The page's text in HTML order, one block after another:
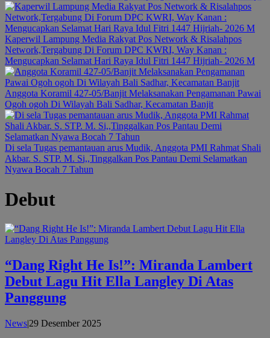
Kaperwil Lampung Media Rakyat Pos Network & Risalahpos
Network,Tergabung Di Forum DPC KWRI, Way Kanan :
Mengucapkan Selamat Hari Raya Idul Fitri 1447 Hijriah- 2026 M
Anggota Koramil 427-05/Banjit Melaksanakan Pengamanan Pawai
Ogoh ogoh Di Wilayah Bali Sadhar, Kecamatan Banjit
Di sela Tugas pemantauan arus Mudik, Anggota PMI Rahmat Shali
Akbar. S. STP. M. Si,,Tinggalkan Pos Pantau Demi Selamatkan
Nyawa Bocah 7 Tahun
Debut
“Dang Right He Is!”: Miranda Lambert
Debut Lagu Hit Ella Langley Di Atas
Panggung
News|29 Desember 2025oleh